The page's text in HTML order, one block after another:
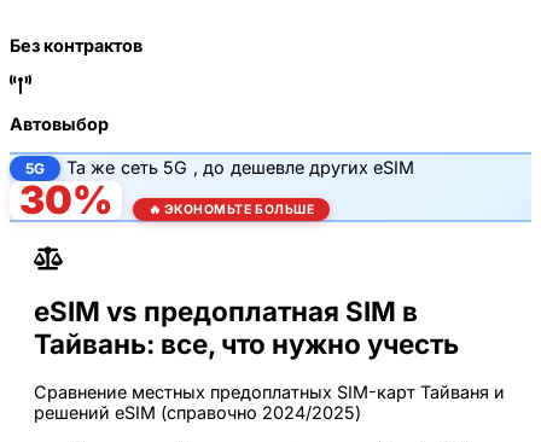
Без контрактов
Автовыбор
5G Та же сеть 5G , до дешевле других eSIM
30% 🔥 ЭКОНОМЬТЕ БОЛЬШЕ
eSIM vs предоплатная SIM в
Тайвань: все, что нужно учесть
Сравнение местных предоплатных SIM-карт Тайваня и
решений eSIM (справочно 2024/2025)